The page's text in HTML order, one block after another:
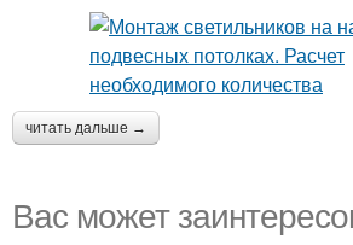
читать дальше →
Вас может